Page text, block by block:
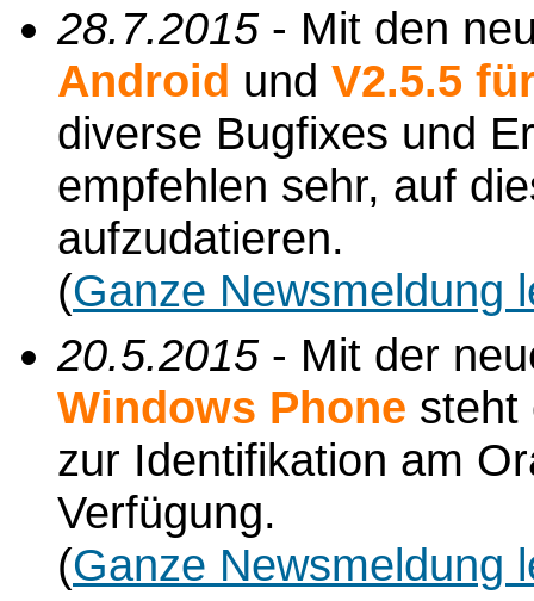
28.7.2015- Mit den
Android und V2.5.5
diverse Bugfixes und
empfehlen sehr, auf
aufzudatieren.
(Ganze Newsmeldung
20.5.2015- Mit der
Windows Phone steht
zur Identifikation am
Verfügung.
(Ganze Newsmeldung